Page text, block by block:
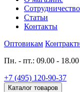
Сотрудничество
Статьи
Контакты
Оптовикам
Пн. - пт.: 09.00 - 18.00
+7 (495) 120-90-37
Каталог товаров